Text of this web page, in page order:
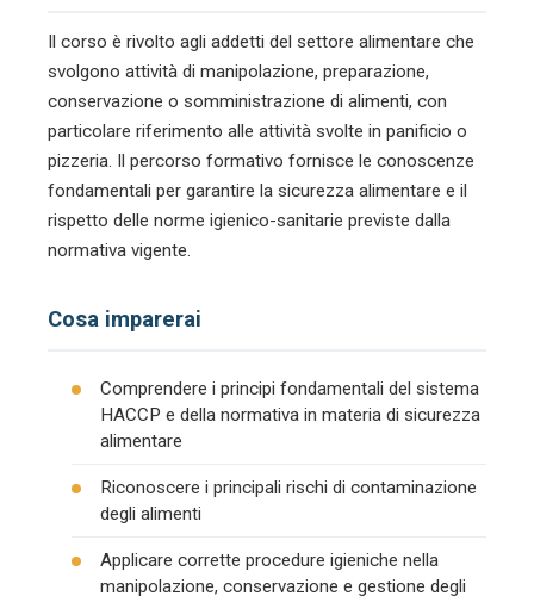
Il corso è rivolto agli addetti del settore alimentare che
svolgono attività di manipolazione, preparazione,
conservazione o somministrazione di alimenti, con
particolare riferimento alle attività svolte in panificio o
pizzeria. Il percorso formativo fornisce le conoscenze
fondamentali per garantire la sicurezza alimentare e il
rispetto delle norme igienico-sanitarie previste dalla
normativa vigente.
Cosa imparerai
Comprendere i principi fondamentali del sistema
HACCP e della normativa in materia di sicurezza
alimentare
Riconoscere i principali rischi di contaminazione
degli alimenti
Applicare corrette procedure igieniche nella
manipolazione, conservazione e gestione degli